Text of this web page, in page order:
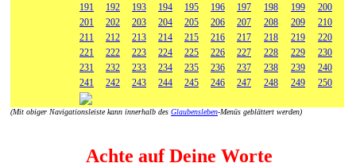
191
192 193 194 195 196 197 198 199
200
201
202 203 204 205 206 207 208 209
210
211
212 213 214 215 216 217 218 219
220
221
222 223 224 225 226 227 228 229
230
231
232 233 234 235 236 237 238 239
240
241
242 243 244 245 246 247 248 249 250
(Mit obiger Navigationsleiste kann innerhalb des Glaubensleben-Menüs geblättert werden)
Achte auf Deine Worte